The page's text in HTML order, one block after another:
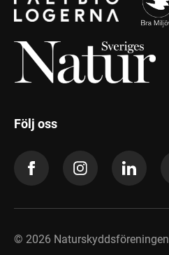
Följ oss
© 2026 Naturskyddsföreningen